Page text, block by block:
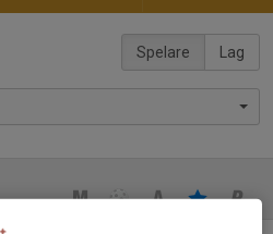
Spelare Lag